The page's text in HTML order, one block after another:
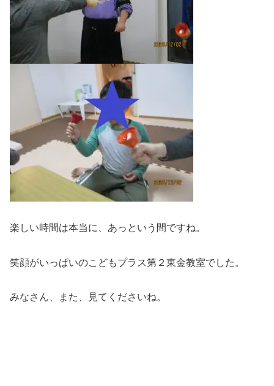
楽しい時間は本当に、あっという間ですね。
笑顔がいっぱいのこどもプラス第２東金教室でした。
みなさん、また、見てくださいね。